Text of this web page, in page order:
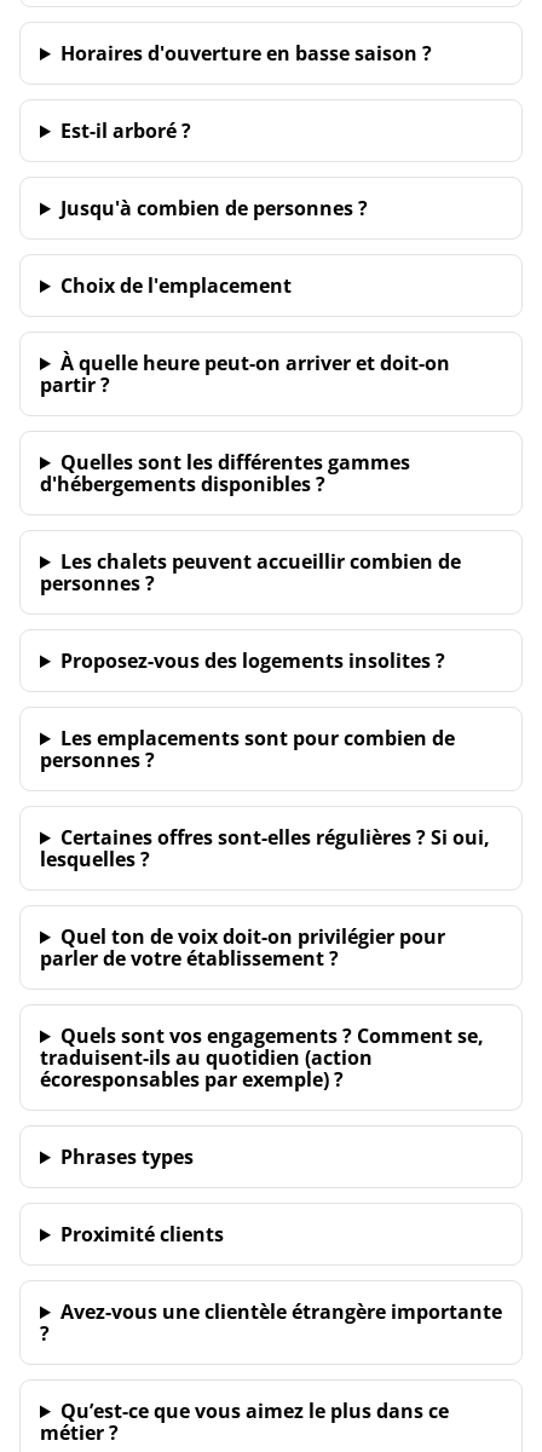
Horaires d'ouverture en basse saison ?
Est-il arboré ?
Jusqu'à combien de personnes ?
Choix de l'emplacement
À quelle heure peut-on arriver et doit-on
partir ?
Quelles sont les différentes gammes
d'hébergements disponibles ?
Les chalets peuvent accueillir combien de
personnes ?
Proposez-vous des logements insolites ?
Les emplacements sont pour combien de
personnes ?
Certaines offres sont-elles régulières ? Si oui,
lesquelles ?
Quel ton de voix doit-on privilégier pour
parler de votre établissement ?
Quels sont vos engagements ? Comment se,
traduisent-ils au quotidien (action
écoresponsables par exemple) ?
Phrases types
Proximité clients
Avez-vous une clientèle étrangère importante
?
Qu’est-ce que vous aimez le plus dans ce
métier ?